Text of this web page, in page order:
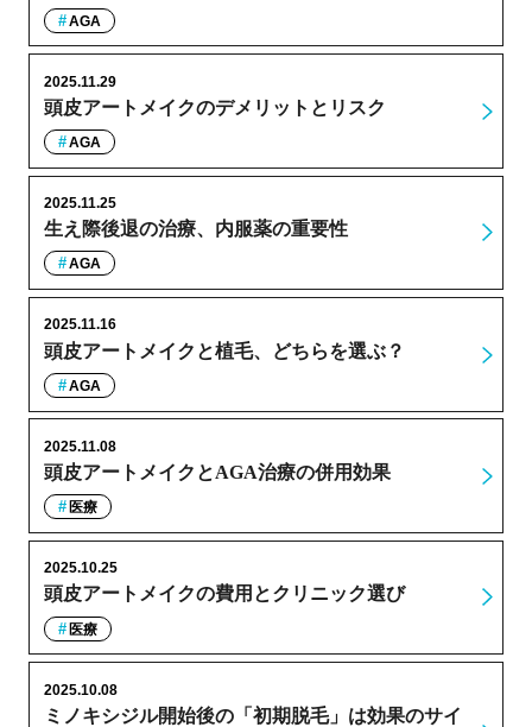
AGA
頭皮アートメイクのデメリットとリスク
2025.11.29
AGA
生え際後退の治療、内服薬の重要性
2025.11.25
AGA
頭皮アートメイクと植毛、どちらを選ぶ？
2025.11.16
AGA
頭皮アートメイクとAGA治療の併用効果
2025.11.08
医療
頭皮アートメイクの費用とクリニック選び
2025.10.25
医療
ミノキシジル開始後の「初期脱毛」は効果のサイ
2025.10.08